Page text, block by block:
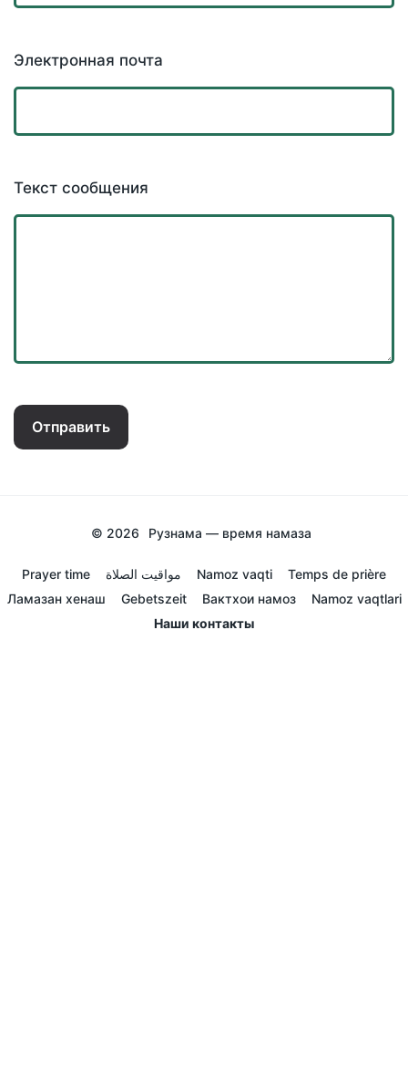
Электронная почта
Текст сообщения
Отправить
© 2026 Рузнама — время намаза
Prayer time مواقيت الصلاة Namoz vaqti
Temps de prière
Ламазан хенаш
Gebetszeit Вактхои намоз
Namoz vaqtlari
Наши контакты